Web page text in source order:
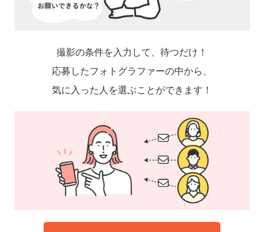
撮影の条件を入力して、待つだけ！
応募したフォトグラファーの中から、
気に入った人を選ぶことができます！